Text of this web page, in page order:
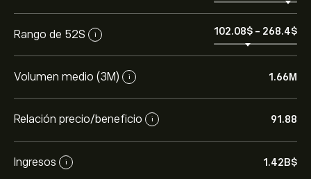
Rango de 52S i 102.08‎$‎ - 268.4‎$‎
Volumen medio (3M) i 1.66M
Relación precio/beneficio i 91.88
Ingresos i 1.42B‎$‎